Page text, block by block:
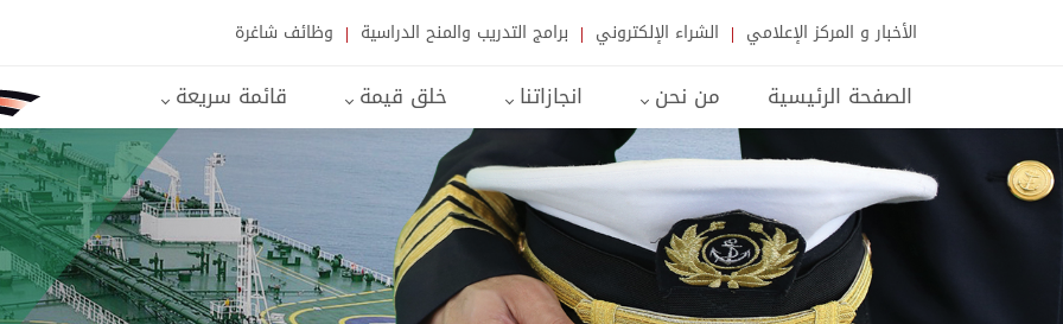
وظائف شاغرة برامج التدريب والمنح الدراسية الشراء الإلكتروني الأخبار و المركز الإعلامي
الصفحة الرئيسية من نحن انجازاتنا خلق قيمة قائمة سريعة